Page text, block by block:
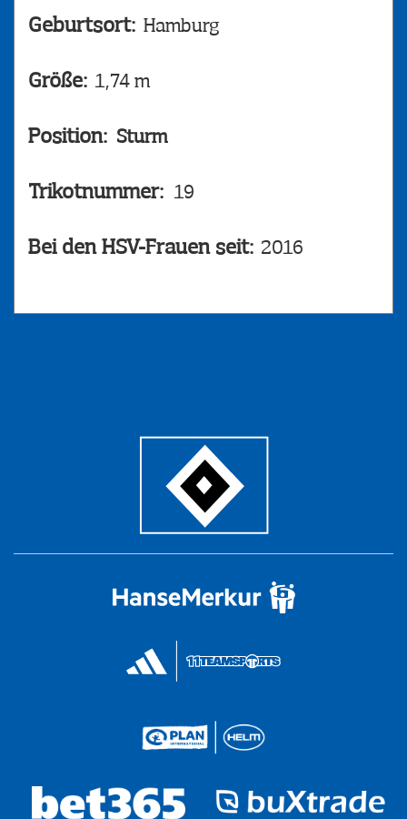
Geburtsort: Hamburg
Größe: 1,74 m
Position: Sturm
Trikotnummer: 19
Bei den HSV-Frauen seit: 2016